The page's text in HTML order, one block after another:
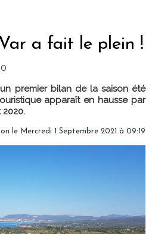
a fait le plein !
premier bilan de la saison été
apparaît en hausse par
le Mercredi 1 Septembre 2021 à 09:19